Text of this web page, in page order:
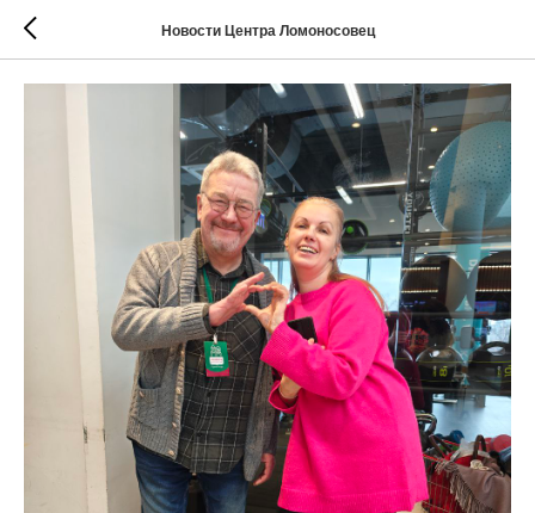
Новости Центра Ломоносовец